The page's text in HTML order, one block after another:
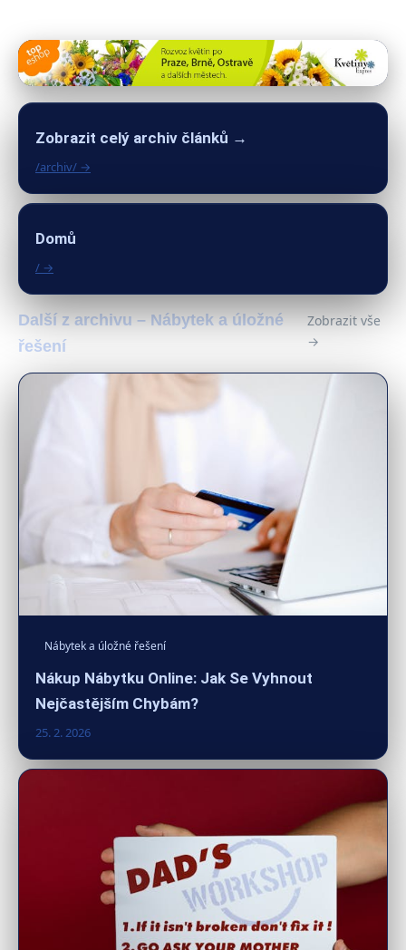
Zobrazit celý archiv článků →
/archiv/ →
Domů
/ →
Další z archivu – Nábytek a úložné
řešení
Zobrazit vše
→
Nábytek a úložné řešení
Nákup Nábytku Online: Jak Se Vyhnout
Nejčastějším Chybám?
25. 2. 2026